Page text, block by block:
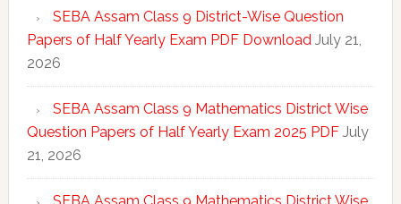
SEBA Assam Class 9 District-Wise Question
Papers of Half Yearly Exam PDF Download July 21,
2026
SEBA Assam Class 9 Mathematics District Wise
Question Papers of Half Yearly Exam 2025 PDF July
21, 2026